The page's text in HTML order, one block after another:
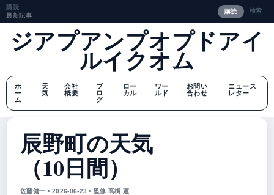
購読
最新記事
購読 検索
ジアプアンプオプドアイ
ルイクオム
ホ
ー
ム
天
気
会社
概要
ブ
ロ
グ
ロー
カル
ワー
ルド
お問い
合わせ
ニュース
レター
辰野町の天気
（10日間）
佐藤健一 • 2026-06-23 • 監修 高橋 蓮